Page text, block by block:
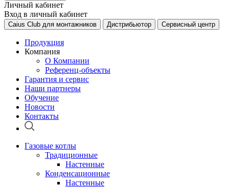
Личный кабинет
Вход в личный кабинет
Caius Club для монтажников Дистрибьютор Сервисный центр
Продукция
Компания
О Компании
Референц-объекты
Гарантия и сервис
Наши партнеры
Обучение
Новости
Контакты
Газовые котлы
Традиционные
Настенные
Конденсационные
Настенные